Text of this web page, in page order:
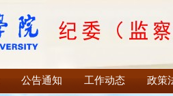
公告通知 工作动态 政策